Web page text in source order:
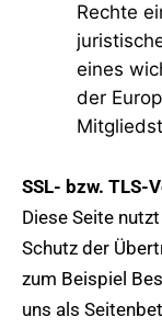
Rechte
eines
der
SSL- bzw. TLS-
Diese Seite
Schutz der
zum Beispiel
uns als